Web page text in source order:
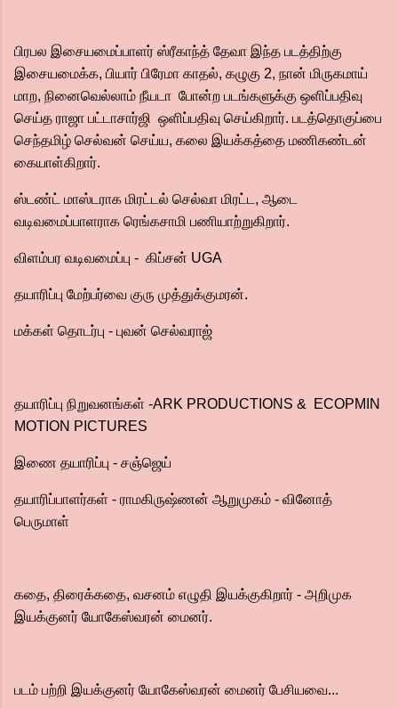
பிரபல இசையமைப்பாளர் ஸ்ரீகாந்த் தேவா இந்த படத்திற்கு
இசையமைக்க, பியார் பிரேமா காதல், கழுகு 2, நான் மிருகமாய்
மாற, நினைவெல்லாம் நீயடா போன்ற படங்களுக்கு ஒளிப்பதிவு
செய்த ராஜா பட்டாசார்ஜி ஒளிப்பதிவு செய்கிறார். படத்தொகுப்பை
செந்தமிழ் செல்வன் செய்ய, கலை இயக்கத்தை மணிகண்டன்
கையாள்கிறார்.
ஸ்டண்ட் மாஸ்டராக மிரட்டல் செல்வா மிரட்ட, ஆடை
வடிவமைப்பாளராக ரெங்கசாமி பணியாற்றுகிறார்.
விளம்பர வடிவமைப்பு - கிப்சன் UGA
தயாரிப்பு மேற்பர்வை குரு முத்துக்குமரன்.
மக்கள் தொடர்பு - புவன் செல்வராஜ்
தயாரிப்பு நிறுவனங்கள் -ARK PRODUCTIONS & ECOPMIN
MOTION PICTURES
இணை தயாரிப்பு - சஞ்ஜெய்
தயாரிப்பாளர்கள் - ராமகிருஷ்ணன் ஆறுமுகம் - வினோத்
பெருமாள்
கதை, திரைக்கதை, வசனம் எழுதி இயக்குகிறார் - அறிமுக
இயக்குனர் யோகேஸ்வரன் மைனர்.
படம் பற்றி இயக்குனர் யோகேஸ்வரன் மைனர் பேசியவை...